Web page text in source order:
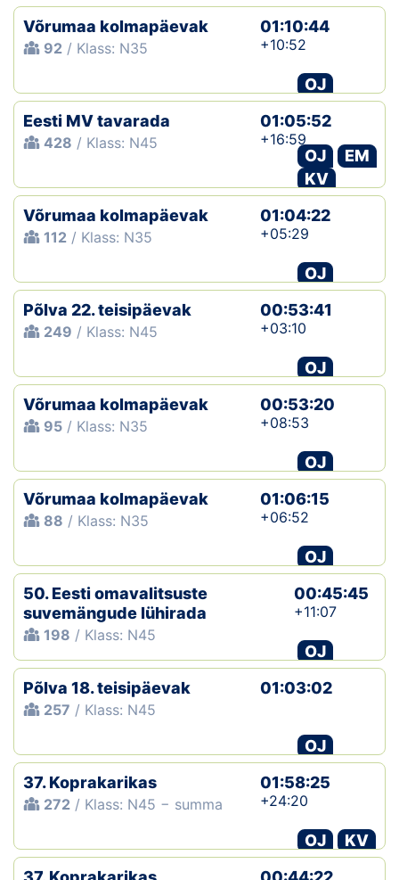
Võrumaa kolmapäevak
92 / Klass: N35
01:10:44
+10:52
OJ
Eesti MV tavarada
428 / Klass: N45
01:05:52
+16:59
OJ
EM
KV
Võrumaa kolmapäevak
112 / Klass: N35
01:04:22
+05:29
OJ
Põlva 22. teisipäevak
249 / Klass: N45
00:53:41
+03:10
OJ
Võrumaa kolmapäevak
95 / Klass: N35
00:53:20
+08:53
OJ
Võrumaa kolmapäevak
88 / Klass: N35
01:06:15
+06:52
OJ
50. Eesti omavalitsuste
suvemängude lühirada
198 / Klass: N45
00:45:45
+11:07
OJ
Põlva 18. teisipäevak
257 / Klass: N45
01:03:02
OJ
37. Koprakarikas
272 / Klass: N45 − summa
01:58:25
+24:20
OJ
KV